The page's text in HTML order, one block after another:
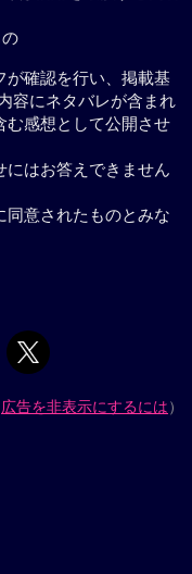
が確認を行い、掲載基
容にネタバレが含まれ
む感想として公開させ
にはお答えできません
同意されたものとみな
広告を非表示にするには）